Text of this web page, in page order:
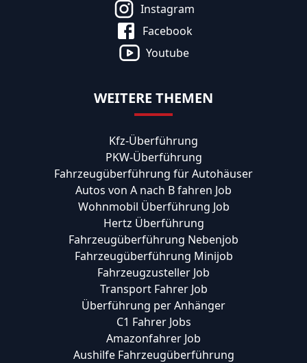
Instagram
Facebook
Youtube
WEITERE THEMEN
Kfz-Überführung
PKW-Überführung
Fahrzeugüberführung für Autohäuser
Autos von A nach B fahren Job
Wohnmobil Überführung Job
Hertz Überführung
Fahrzeugüberführung Nebenjob
Fahrzeugüberführung Minijob
Fahrzeugzusteller Job
Transport Fahrer Job
Überführung per Anhänger
C1 Fahrer Jobs
Amazonfahrer Job
Aushilfe Fahrzeugüberführung